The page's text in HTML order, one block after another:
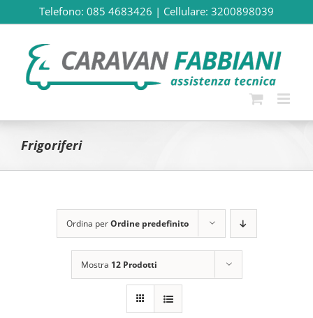
al
Telefono: 085 4683426 | Cellulare: 3200898039
Frigoriferi
Ordina perOrdine predefinito
Mostra 12 Prodotti